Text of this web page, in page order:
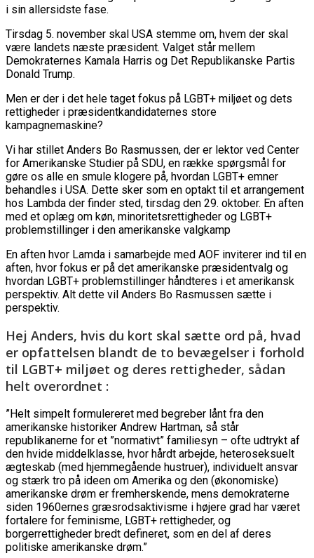
i sin allersidste fase.
Tirsdag 5. november skal USA stemme om, hvem der skal
være landets næste præsident. Valget står mellem
Demokraternes Kamala Harris og Det Republikanske Partis
Donald Trump.
Men er der i det hele taget fokus på LGBT+ miljøet og dets
rettigheder i præsidentkandidaternes store
kampagnemaskine?
Vi har stillet Anders Bo Rasmussen, der er lektor ved Center
for Amerikanske Studier på SDU, en række spørgsmål for
gøre os alle en smule klogere på, hvordan LGBT+ emner
behandles i USA. Dette sker som en optakt til et arrangement
hos Lambda der finder sted, tirsdag den 29. oktober. En aften
med et oplæg om køn, minoritetsrettigheder og LGBT+
problemstillinger i den amerikanske valgkamp
En aften hvor Lamda i samarbejde med AOF inviterer ind til en
aften, hvor fokus er på det amerikanske præsidentvalg og
hvordan LGBT+ problemstillinger håndteres i et amerikansk
perspektiv. Alt dette vil Anders Bo Rasmussen sætte i
perspektiv.
Hej Anders, hvis du kort skal sætte ord på, hvad
er opfattelsen blandt de to bevægelser i forhold
til LGBT+ miljøet og deres rettigheder, sådan
helt overordnet :
”Helt simpelt formulereret med begreber lånt fra den
amerikanske historiker Andrew Hartman, så står
republikanerne for et ”normativt” familiesyn – ofte udtrykt af
den hvide middelklasse, hvor hårdt arbejde, heteroseksuelt
ægteskab (med hjemmegående hustruer), individuelt ansvar
og stærk tro på ideen om Amerika og den (økonomiske)
amerikanske drøm er fremherskende, mens demokraterne
siden 1960ernes græsrodsaktivisme i højere grad har været
fortalere for feminisme, LGBT+ rettigheder, og
borgerrettigheder bredt defineret, som en del af deres
politiske amerikanske drøm.”